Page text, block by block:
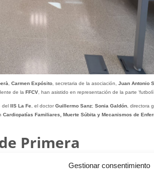
Gestionar consentimiento
, Carmen Expósito, secretaria de la asociación, Juan Antonio
de la FFCV, han asistido en representación de la parte
delIIS La Fe, el doctorGuillermo Sanz; Sonia Galdón, directora
Cardiopatías Familiares, Muerte Súbita y Mecanismos de
Primera
la aportación del año 2020. En 2021 se han recaudado